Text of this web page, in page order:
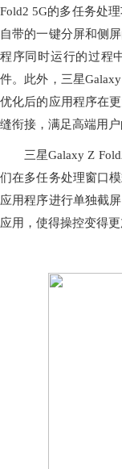
Fold2 5G的多任务处
自带的一键分屏和侧
程序同时运行的过程
件。此外，三星
优化后的应用程序在
缝衔接，满足高端用户
三星Galaxy Z
们在多任务处理窗口
应用程序进行单独截
应用，使得操控变得更